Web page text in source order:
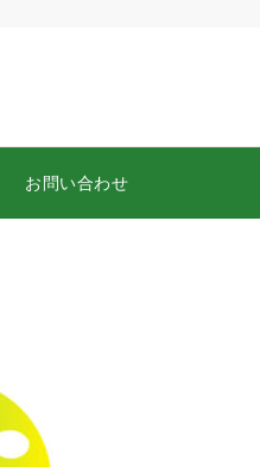
お問い合わせ